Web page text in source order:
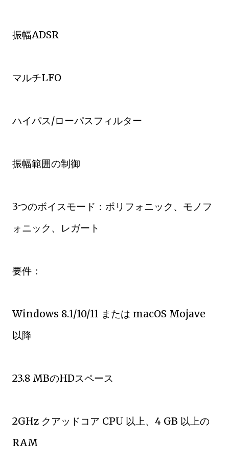
振幅ADSR
マルチLFO
ハイパス/ローパスフィルター
振幅範囲の制御
3つのボイスモード：ポリフォニック、モノフ
ォニック、レガート
要件：
Windows 8.1/10/11 または macOS Mojave
以降
23.8 MBのHDスペース
2GHz クアッドコア CPU 以上、4 GB 以上の
RAM